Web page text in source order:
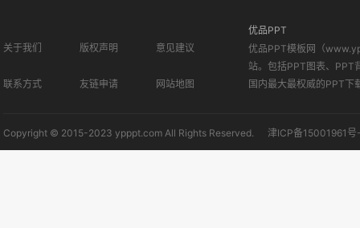
关于我们 版权声明 意见建议
联系方式 友链申请 网站地图
优品PPT
优品PPT模板网（
站。包括PPT图表、PPT
国内最大最权威的PPT下
Copyright © 2015-2023 ypppt.com All Rights Reserved. 津ICP备15001961号